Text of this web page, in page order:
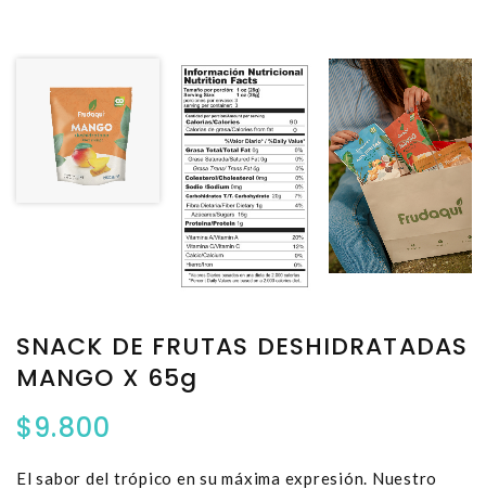
SNACK DE FRUTAS DESHIDRATADAS
MANGO X 65g
$9.800
El sabor del trópico en su máxima expresión. Nuestro